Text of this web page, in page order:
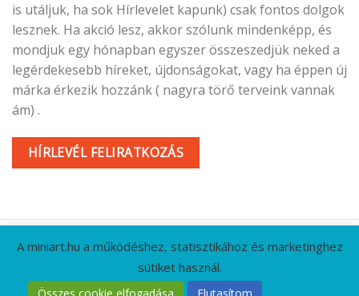
is utáljuk, ha sok Hírlevelet kapunk) csak fontos dolgok
lesznek. Ha akció lesz, akkor szólunk mindenképp, és
mondjuk egy hónapban egyszer összeszedjük neked a
legérdekesebb híreket, újdonságokat, vagy ha éppen új
márka érkezik hozzánk ( nagyra törő terveink vannak
ám) .
HÍRLEVÉL FELIRATKOZÁS
KAPCSOLAT GYIK CÉGADATOK
ÁSZF
A miniart.hu a működéshez, statisztikához és marketinghez
sütiket használ.